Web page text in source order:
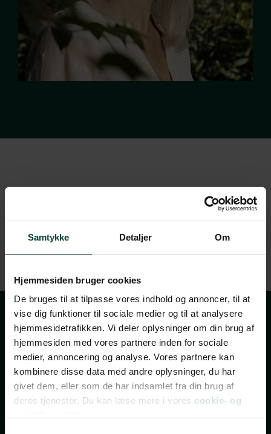
Samtykke Detaljer Om
Hjemmesiden bruger cookies
De bruges til at tilpasse vores indhold og annoncer, til at
vise dig funktioner til sociale medier og til at analysere
hjemmesidetrafikken. Vi deler oplysninger om din brug af
hjemmesiden med vores partnere inden for sociale
medier, annoncering og analyse. Vores partnere kan
kombinere disse data med andre oplysninger, du har
givet dem, eller som de har indsamlet fra din brug af
deres tjenester. Du kan læse mere i vores cookie- og
Tilmeld dig vores
nyhedsbrev
TILMELD NYHEDSBREV
FÅ INSPIRATION, TILBUD OG INVITATIONER TIL